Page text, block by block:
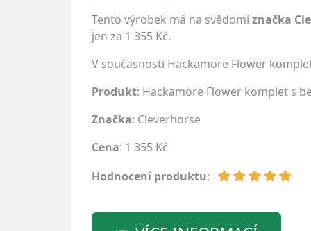
Tento výrobek má na svědomíznačka
jen za 1 355 Kč.
V současnosti Hackamore Flower
Produkt: Hackamore Flower komplet s
Značka: Cleverhorse
Cena: 1 355 Kč
Hodnocení produktu: